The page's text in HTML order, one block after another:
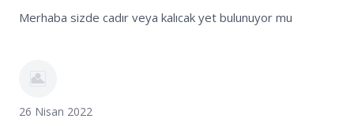
Merhaba sizde cadır veya kalıcak yet bulunuyor mu
26 Nisan 2022